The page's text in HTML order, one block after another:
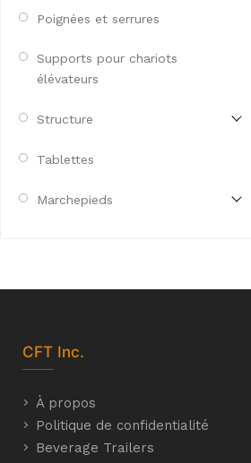
Poignées et serrures
Supports pour chariots
élévateurs
Structure
Tablettes
Marchepieds
CFT Inc.
À propos
Politique de confidentialité
Beverage Trailers